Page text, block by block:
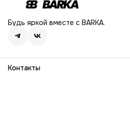
Будь яркой вместе с BARKA.
Контакты